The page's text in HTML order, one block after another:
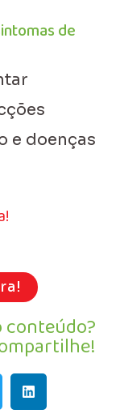
de
e doenças
conteúdo?